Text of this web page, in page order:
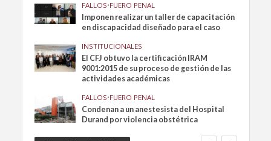
FALLOS•FUERO PENAL
Imponen realizar un taller de capacitación
en discapacidad diseñado para el caso
INSTITUCIONALES
El CFJ obtuvo la certificación IRAM
9001:2015 de su proceso de gestión de las
actividades académicas
FALLOS•FUERO PENAL
Condenan a un anestesista del Hospital
Durand por violencia obstétrica